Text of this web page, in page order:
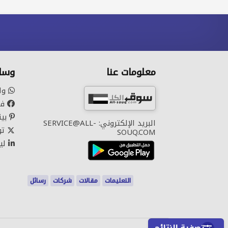
معلومات عنا
البريد الإلكتروني: SERVICE@ALL-
SOUQ.COM
رسائل شركات مقالات التعليمات